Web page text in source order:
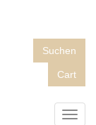
Suchen
Cart